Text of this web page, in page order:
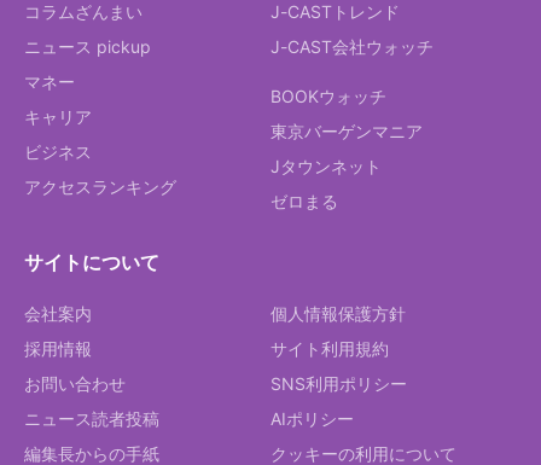
コラムざんまい
ニュース pickup
マネー
キャリア
ビジネス
アクセスランキング
J-CASTトレンド
J-CAST会社ウォッチ
BOOKウォッチ
東京バーゲンマニア
Jタウンネット
ゼロまる
サイトについて
会社案内
採用情報
お問い合わせ
ニュース読者投稿
編集長からの手紙
個人情報保護方針
サイト利用規約
SNS利用ポリシー
AIポリシー
クッキーの利用について